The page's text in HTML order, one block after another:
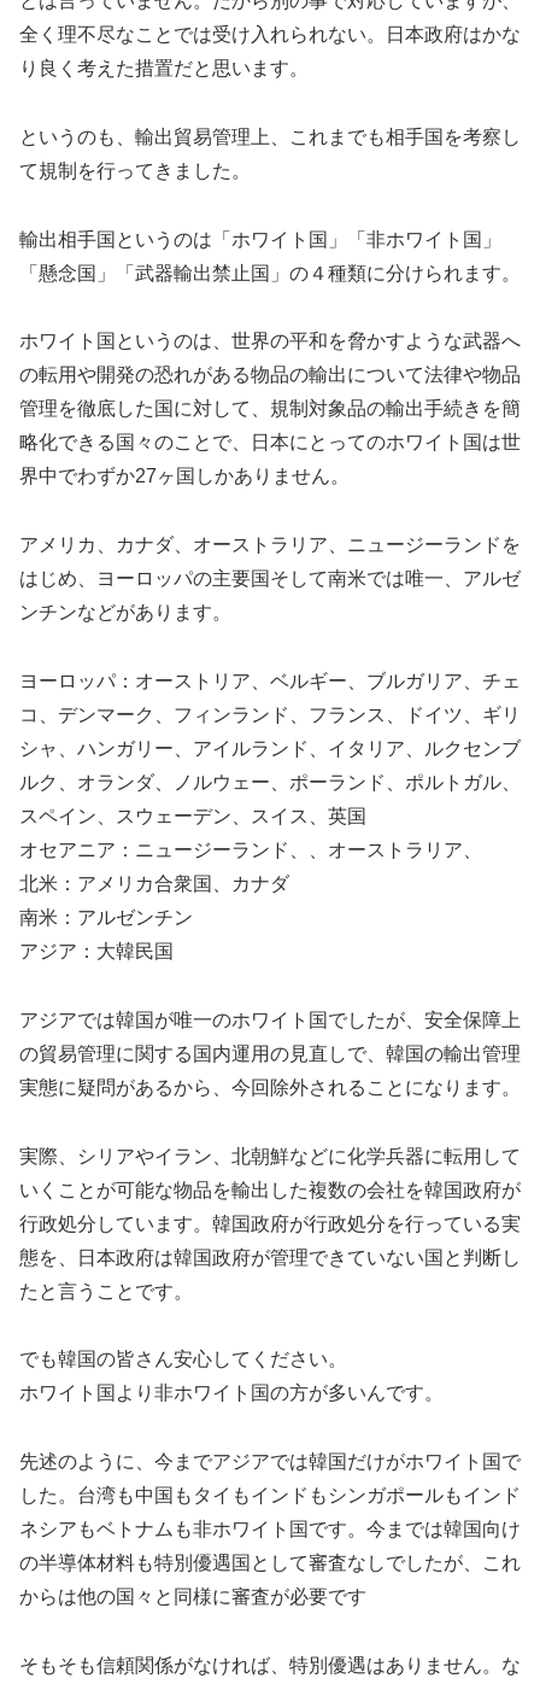
全く理不尽なことでは受け入れられない。日本政府はかな
り良く考えた措置だと思います。
というのも、輸出貿易管理上、これまでも相手国を考察し
て規制を行ってきました。
輸出相手国というのは「ホワイト国」「非ホワイト国」
「懸念国」「武器輸出禁止国」の４種類に分けられます。
ホワイト国というのは、世界の平和を脅かすような武器へ
の転用や開発の恐れがある物品の輸出について法律や物品
管理を徹底した国に対して、規制対象品の輸出手続きを簡
略化できる国々のことで、日本にとってのホワイト国は世
界中でわずか27ヶ国しかありません。
アメリカ、カナダ、オーストラリア、ニュージーランドを
はじめ、ヨーロッパの主要国そして南米では唯一、アルゼ
ンチンなどがあります。
ヨーロッパ：オーストリア、ベルギー、ブルガリア、チェ
コ、デンマーク、フィンランド、フランス、ドイツ、ギリ
シャ、ハンガリー、アイルランド、イタリア、ルクセンブ
ルク、オランダ、ノルウェー、ポーランド、ポルトガル、
スペイン、スウェーデン、スイス、英国
オセアニア：ニュージーランド、、オーストラリア、
北米：アメリカ合衆国、カナダ
南米：アルゼンチン
アジア：大韓民国
アジアでは韓国が唯一のホワイト国でしたが、安全保障上
の貿易管理に関する国内運用の見直しで、韓国の輸出管理
実態に疑問があるから、今回除外されることになります。
実際、シリアやイラン、北朝鮮などに化学兵器に転用して
いくことが可能な物品を輸出した複数の会社を韓国政府が
行政処分しています。韓国政府が行政処分を行っている実
態を、日本政府は韓国政府が管理できていない国と判断し
たと言うことです。
でも韓国の皆さん安心してください。
ホワイト国より非ホワイト国の方が多いんです。
先述のように、今までアジアでは韓国だけがホワイト国で
した。台湾も中国もタイもインドもシンガポールもインド
ネシアもベトナムも非ホワイト国です。今までは韓国向け
の半導体材料も特別優遇国として審査なしでしたが、これ
からは他の国々と同様に審査が必要です
そもそも信頼関係がなければ、特別優遇はありません。な